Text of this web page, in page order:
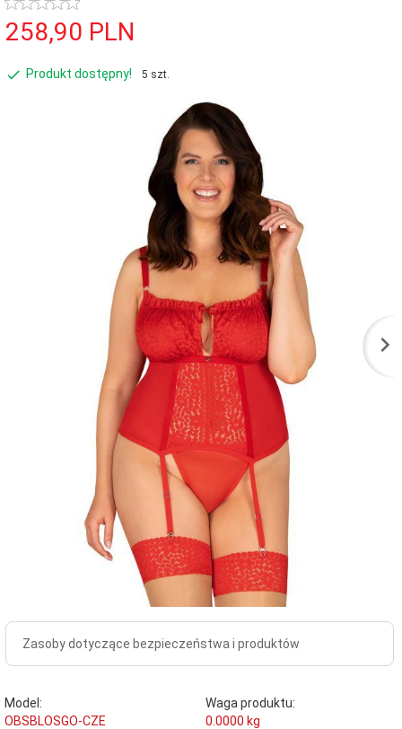
258,90 PLN
Produkt dostępny! 5 szt.
Zasoby dotyczące bezpieczeństwa i produktów
Model:
OBSBLOSGO-CZE
Waga produktu:
0.0000 kg